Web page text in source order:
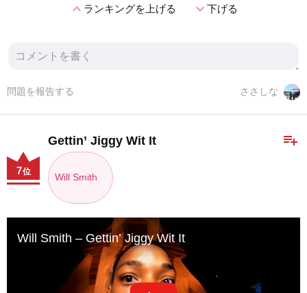
expand_lessランキングを上げる expand_more下げる
ささしな
問題を報告する
playlist_add
Gettin’ Jiggy Wit It
Will Smith
7位
Will Smith – Gettin’ Jiggy Wit It